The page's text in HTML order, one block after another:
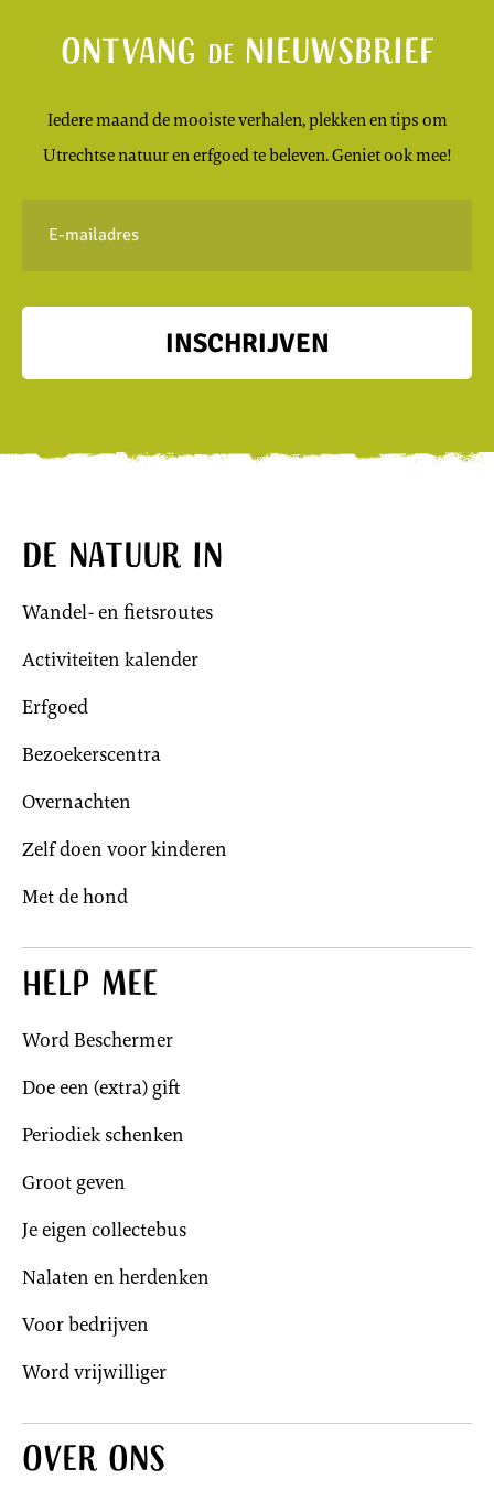
Ontvang denieuwsbrief
Iedere maand de mooiste verhalen, plekken en tips om
Utrechtse natuur en erfgoed te beleven. Geniet ook mee!
mailadres
INSCHRIJVEN
De natuur in
Wandel- en fietsroutes
Activiteiten kalender
Erfgoed
Bezoekerscentra
Overnachten
Zelf doen voor kinderen
Met de hond
Help mee
Word Beschermer
Doe een (extra) gift
Periodiek schenken
Groot geven
Je eigen collectebus
Nalaten en herdenken
Voor bedrijven
Word vrijwilliger
Over ons